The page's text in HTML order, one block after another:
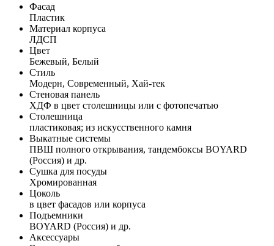
Фасад
Пластик
Материал корпуса
ЛДСП
Цвет
Бежевый, Белый
Стиль
Модерн, Современный, Хай-тек
Стеновая панель
ХДФ в цвет столешницы или с фотопечатью
Столешница
пластиковая; из искусственного камня
Выкатные системы
ПВШ полного открывания, тандембоксы BOYARD
(Россия) и др.
Сушка для посуды
Хромированная
Цоколь
в цвет фасадов или корпуса
Подъемники
BOYARD (Россия) и др.
Аксессуары